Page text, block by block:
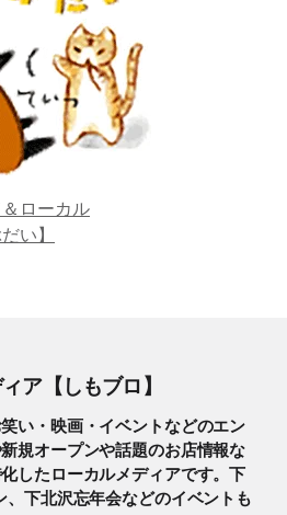
＆ローカル
い】
ア【しもブロ】
い・映画・イベントなどのエン
規オープンや話題のお店情報な
したローカルメディアです。下
、下北沢忘年会などのイベントも